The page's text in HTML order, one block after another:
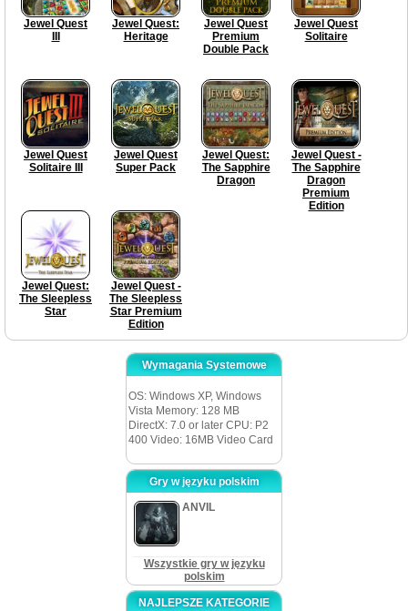
Jewel Quest
III
Jewel Quest:
Heritage
Jewel Quest
Premium
Double Pack
Jewel Quest
Solitaire
Jewel Quest
Solitaire III
Jewel Quest
Super Pack
Jewel Quest:
The Sapphire
Dragon
Jewel Quest -
The Sapphire
Dragon
Premium
Edition
Jewel Quest:
The Sleepless
Star
Jewel Quest -
The Sleepless
Star Premium
Edition
Wymagania Systemowe
OS: Windows XP, Windows
Vista Memory: 128 MB
DirectX: 7.0 or later CPU: P2
400 Video: 16MB Video Card
Gry w języku polskim
ANVIL
Wszystkie gry w języku
polskim
NAJLEPSZE KATEGORIE